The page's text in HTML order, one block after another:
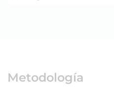
Metodología